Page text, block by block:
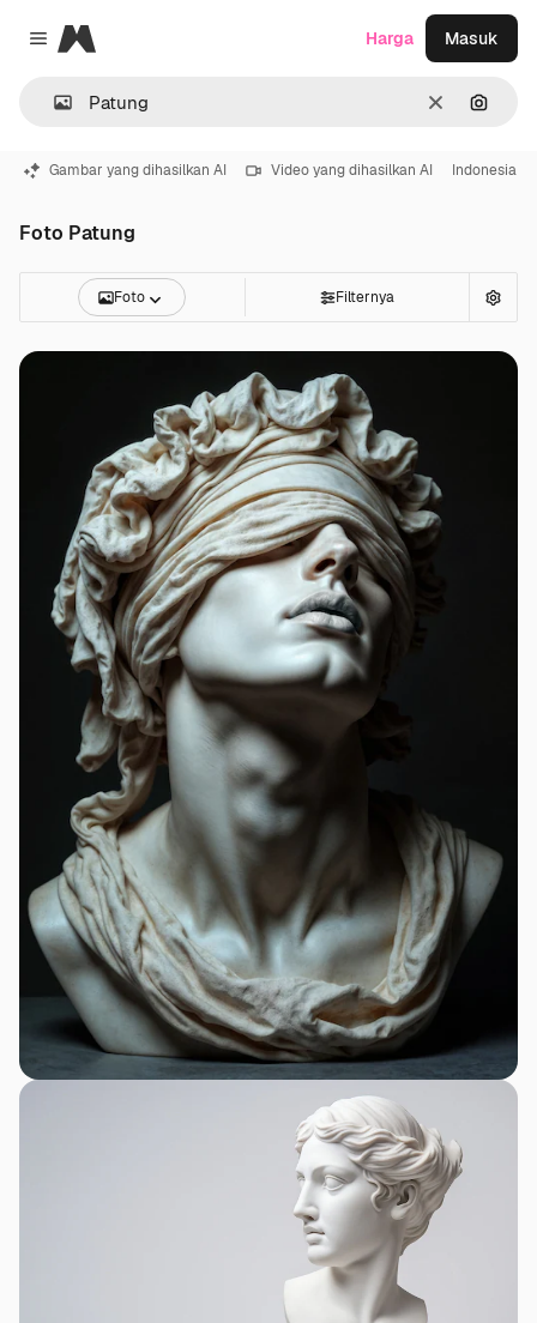
Close menu
Magnific
Jernih
Harga Masuk
Gambar yang dihasilkan AI Video yang dihasilkan AI Indonesia
Foto Patung
Foto Filternya